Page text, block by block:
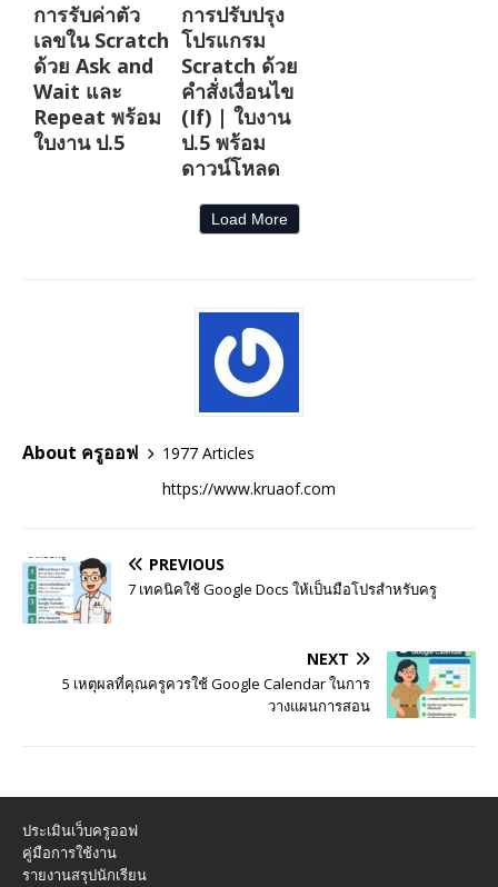
การรับค่าตัว
เลขใน Scratch
ด้วย Ask and
Wait และ
Repeat พร้อม
ใบงาน ป.5
การปรับปรุง
โปรแกรม
Scratch ด้วย
คำสั่งเงื่อนไข
(If) | ใบงาน
ป.5 พร้อม
ดาวน์โหลด
Load More
About ครูออฟ
1977 Articles
https://www.kruaof.com
PREVIOUS
7 เทคนิคใช้ Google Docs ให้เป็นมือโปรสำหรับครู
NEXT
5 เหตุผลที่คุณครูควรใช้ Google Calendar ในการ
วางแผนการสอน
ประเมินเว็บครูออฟ
คู่มือการใช้งาน
รายงานสรุปนักเรียน